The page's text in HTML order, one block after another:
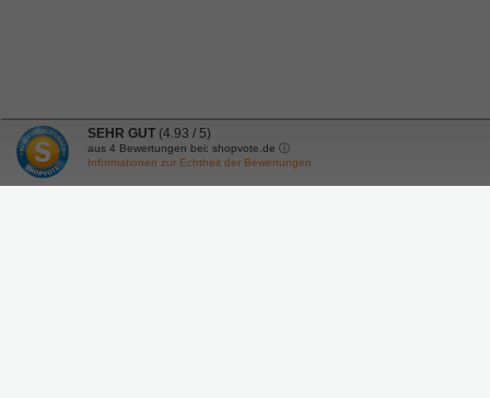
SEHR GUT (4.93 / 5)
aus 4 Bewertungen bei: shopvote.de ⓘ
Informationen zur Echtheit der Bewertungen